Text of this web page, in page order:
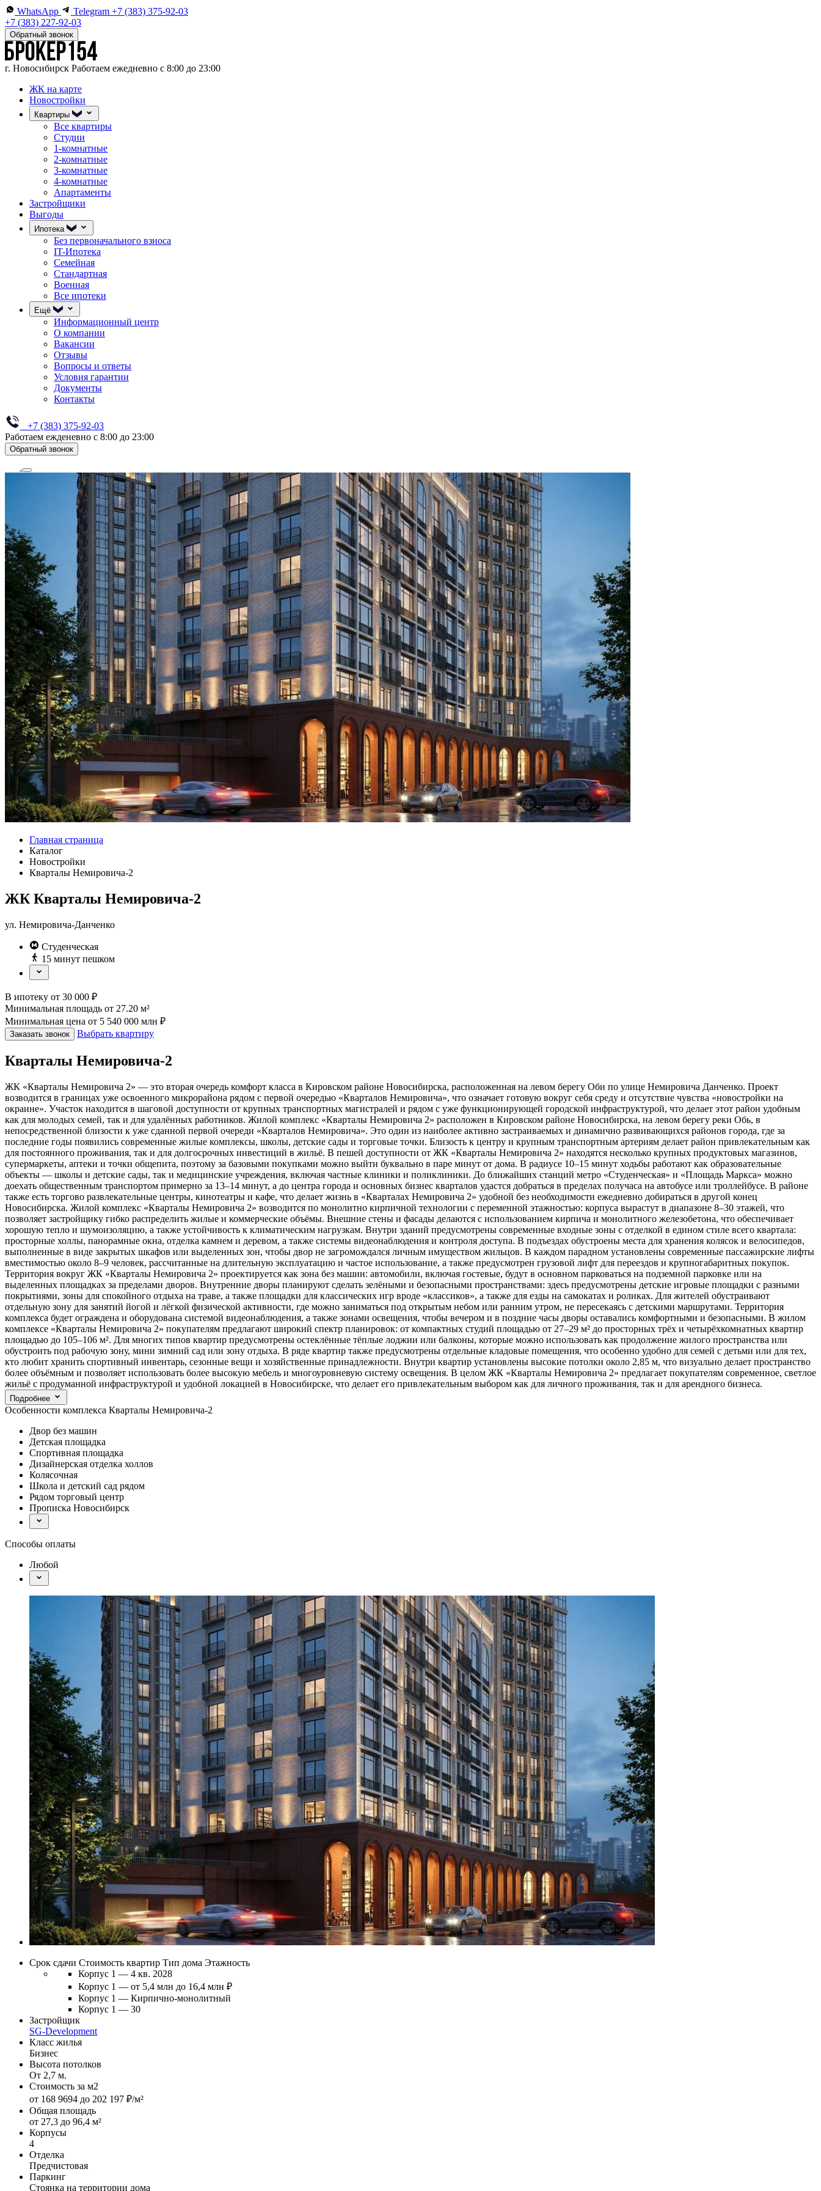
WhatsApp Telegram +7 (383) 375-92-03
+7 (383) 227-92-03
Обратный звонок
г. Новосибирск Работаем ежедневно с 8:00 до 23:00
ЖК на карте
Новостройки
Квартиры
Все квартиры
Студии
1-комнатные
2-комнатные
3-комнатные
4-комнатные
Апартаменты
Застройщики
Выгоды
Ипотека
Без первоначального взноса
IT-Ипотека
Семейная
Стандартная
Военная
Все ипотеки
Ещё
Информационный центр
О компании
Вакансии
Отзывы
Вопросы и ответы
Условия гарантии
Документы
Контакты
+7 (383) 375-92-03
Работаем ежденевно с 8:00 до 23:00
Обратный звонок
Главная страница
Каталог
Новостройки
Кварталы Немировича-2
ЖК Кварталы Немировича-2
ул. Немировича-Данченко
Студенческая
15 минут пешком
В ипотеку от 30 000 ₽
Минимальная площадь от 27.20 м²
Минимальная цена от 5 540 000 млн ₽
Заказать звонок Выбрать квартиру
Кварталы Немировича-2
ЖК «Кварталы Немировича 2» — это вторая очередь комфорт класса в Кировском районе Новосибирска, расположенная на левом берегу Оби по улице Немировича Данченко. Проект
возводится в границах уже освоенного микрорайона рядом с первой очередью «Кварталов Немировича», что означает готовую вокруг себя среду и отсутствие чувства «новостройки на
окраине». Участок находится в шаговой доступности от крупных транспортных магистралей и рядом с уже функционирующей городской инфраструктурой, что делает этот район удобным
как для молодых семей, так и для удалённых работников. Жилой комплекс «Кварталы Немировича 2» расположен в Кировском районе Новосибирска, на левом берегу реки Обь, в
непосредственной близости к уже сданной первой очереди «Кварталов Немировича». Это один из наиболее активно застраиваемых и динамично развивающихся районов города, где за
последние годы появились современные жилые комплексы, школы, детские сады и торговые точки. Близость к центру и крупным транспортным артериям делает район привлекательным как
для постоянного проживания, так и для долгосрочных инвестиций в жильё. В пешей доступности от ЖК «Кварталы Немировича 2» находятся несколько крупных продуктовых магазинов,
супермаркеты, аптеки и точки общепита, поэтому за базовыми покупками можно выйти буквально в паре минут от дома. В радиусе 10–15 минут ходьбы работают как образовательные
объекты — школы и детские сады, так и медицинские учреждения, включая частные клиники и поликлиники. До ближайших станций метро «Студенческая» и «Площадь Маркса» можно
доехать общественным транспортом примерно за 13–14 минут, а до центра города и основных бизнес кварталов удастся добраться в пределах получаса на автобусе или троллейбусе. В районе
также есть торгово развлекательные центры, кинотеатры и кафе, что делает жизнь в «Кварталах Немировича 2» удобной без необходимости ежедневно добираться в другой конец
Новосибирска. Жилой комплекс «Кварталы Немировича 2» возводится по монолитно кирпичной технологии с переменной этажностью: корпуса вырастут в диапазоне 8–30 этажей, что
позволяет застройщику гибко распределить жилые и коммерческие объёмы. Внешние стены и фасады делаются с использованием кирпича и монолитного железобетона, что обеспечивает
хорошую тепло и шумоизоляцию, а также устойчивость к климатическим нагрузкам. Внутри зданий предусмотрены современные входные зоны с отделкой в едином стиле всего квартала:
просторные холлы, панорамные окна, отделка камнем и деревом, а также системы видеонаблюдения и контроля доступа. В подъездах обустроены места для хранения колясок и велосипедов,
выполненные в виде закрытых шкафов или выделенных зон, чтобы двор не загромождался личным имуществом жильцов. В каждом парадном установлены современные пассажирские лифты
вместимостью около 8–9 человек, рассчитанные на длительную эксплуатацию и частое использование, а также предусмотрен грузовой лифт для переездов и крупногабаритных покупок.
Территория вокруг ЖК «Кварталы Немировича 2» проектируется как зона без машин: автомобили, включая гостевые, будут в основном парковаться на подземной парковке или на
выделенных площадках за пределами дворов. Внутренние дворы планируют сделать зелёными и безопасными пространствами: здесь предусмотрены детские игровые площадки с разными
покрытиями, зоны для спокойного отдыха на траве, а также площадки для классических игр вроде «классиков», а также для езды на самокатах и роликах. Для жителей обустраивают
отдельную зону для занятий йогой и лёгкой физической активности, где можно заниматься под открытым небом или ранним утром, не пересекаясь с детскими маршрутами. Территория
комплекса будет ограждена и оборудована системой видеонаблюдения, а также зонами освещения, чтобы вечером и в поздние часы дворы оставались комфортными и безопасными. В жилом
комплексе «Кварталы Немировича 2» покупателям предлагают широкий спектр планировок: от компактных студий площадью от 27–29 м² до просторных трёх и четырёхкомнатных квартир
площадью до 105–106 м². Для многих типов квартир предусмотрены остеклённые тёплые лоджии или балконы, которые можно использовать как продолжение жилого пространства или
обустроить под рабочую зону, мини зимний сад или зону отдыха. В ряде квартир также предусмотрены отдельные кладовые помещения, что особенно удобно для семей с детьми или для тех,
кто любит хранить спортивный инвентарь, сезонные вещи и хозяйственные принадлежности. Внутри квартир установлены высокие потолки около 2,85 м, что визуально делает пространство
более объёмным и позволяет использовать более высокую мебель и многоуровневую систему освещения. В целом ЖК «Кварталы Немировича 2» предлагает покупателям современное, светлое
жильё с продуманной инфраструктурой и удобной локацией в Новосибирске, что делает его привлекательным выбором как для личного проживания, так и для арендного бизнеса.
Подробнее
Особенности комплекса Кварталы Немировича-2
Двор без машин
Детская площадка
Спортивная площадка
Дизайнерская отделка холлов
Колясочная
Школа и детский сад рядом
Рядом торговый центр
Прописка Новосибирск
Способы оплаты
Любой
Срок сдачи Стоимость квартир Тип дома Этажность
Корпус 1 — 4 кв. 2028
Корпус 1 — от 5,4 млн до 16,4 млн ₽
Корпус 1 — Кирпично-монолитный
Корпус 1 — 30
Застройщик
SG-Development
Класс жилья
Бизнес
Высота потолков
От 2,7 м.
Стоимость за м2
от 168 9694 до 202 197 ₽/м²
Общая площадь
от 27,3 до 96,4 м²
Корпусы
4
Отделка
Предчистовая
Паркинг
Стоянка на территории дома